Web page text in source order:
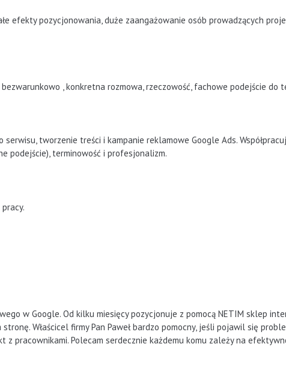
efekty pozycjonowania, duże zaangażowanie osób prowadzących
, konkretna rozmowa, rzeczowość, fachowe podejście do
tworzenie treści i kampanie reklamowe Google Ads.
podejście), terminowość i profesjonalizm.
w Google. Od kilku miesięcy pozycjonuje z pomocą NETIM sklep
Właścicel firmy Pan Paweł bardzo pomocny, jeśli pojawil się
pracownikami. Polecam serdecznie każdemu komu zależy na